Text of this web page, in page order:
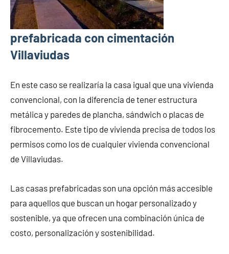
prefabricada con cimentación
Villaviudas
En este caso se realizaría la casa igual que una vivienda
convencional, con la diferencia de tener estructura
metálica y paredes de plancha, sándwich o placas de
fibrocemento. Este tipo de vivienda precisa de todos los
permisos como los de cualquier vivienda convencional
de Villaviudas.
Las casas prefabricadas son una opción más accesible
para aquellos que buscan un hogar personalizado y
sostenible, ya que ofrecen una combinación única de
costo, personalización y sostenibilidad.